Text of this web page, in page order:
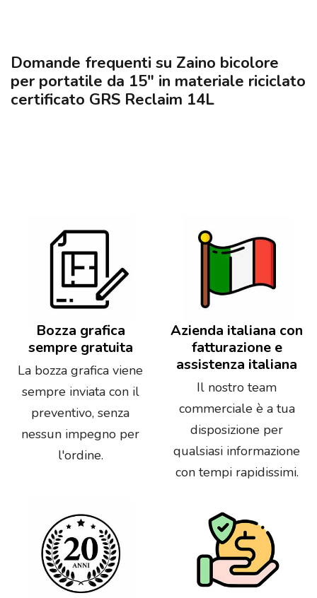
Domande frequenti su Zaino bicolore
per portatile da 15" in materiale riciclato
certificato GRS Reclaim 14L
Bozza grafica
sempre gratuita
La bozza grafica viene
sempre inviata con il
preventivo, senza
nessun impegno per
l'ordine.
Azienda italiana con
fatturazione e
assistenza italiana
Il nostro team
commerciale è a tua
disposizione per
qualsiasi informazione
con tempi rapidissimi.